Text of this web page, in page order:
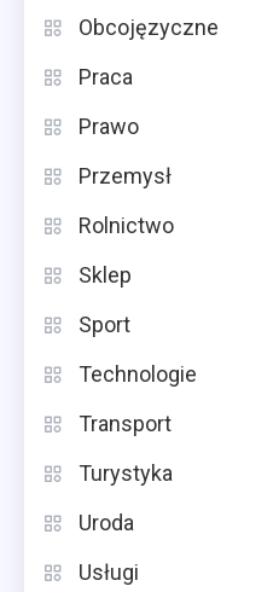
Obcojęzyczne
Praca
Prawo
Przemysł
Rolnictwo
Sklep
Sport
Technologie
Transport
Turystyka
Uroda
Usługi